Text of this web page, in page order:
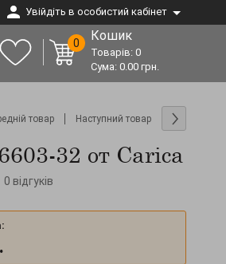
Увійдіть в особистий кабінет
0 Кошик
Товарів: 0
Сума: 0.00 грн.
товар Наступний товар
32 от Carica
0 відгуків